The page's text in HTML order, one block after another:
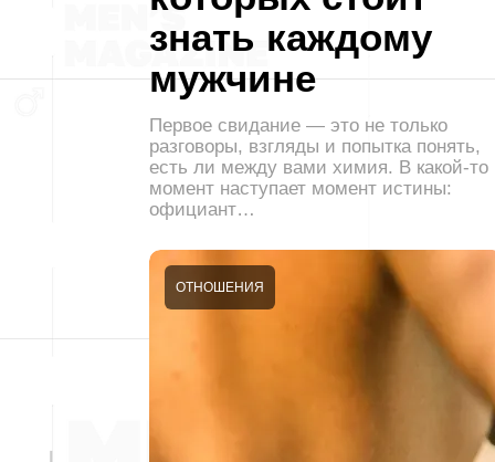
знать каждому
мужчине
Первое свидание — это не только
разговоры, взгляды и попытка понять,
есть ли между вами химия. В какой-то
момент наступает момент истины:
официант…
ОТНОШЕНИЯ